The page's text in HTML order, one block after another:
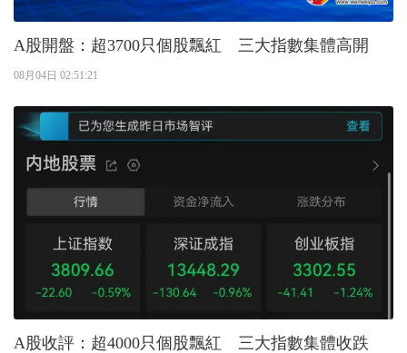
A股開盤：超3700只個股飄紅 三大指數集體高開
08月04日 02:51:21
A股收評：超4000只個股飄紅 三大指數集體收跌